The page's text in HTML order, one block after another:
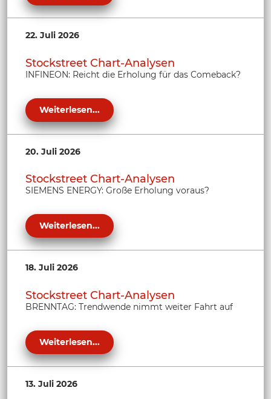
22. Juli 2026
Stockstreet Chart-Analysen
INFINEON: Reicht die Erholung für das Comeback?
Weiterlesen...
20. Juli 2026
Stockstreet Chart-Analysen
SIEMENS ENERGY: Große Erholung voraus?
Weiterlesen...
18. Juli 2026
Stockstreet Chart-Analysen
BRENNTAG: Trendwende nimmt weiter Fahrt auf
Weiterlesen...
13. Juli 2026